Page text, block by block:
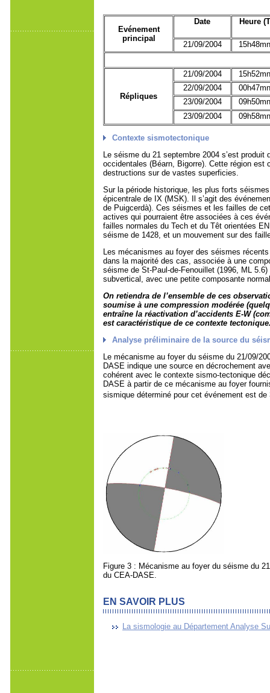
Evénement
principal
Date Heure
21/09/2004
Répliques
21/09/2004
22/09/2004
23/09/2004
23/09/2004
Contexte sismotectonique
Le séisme du 21 septembre 2004 s’est
occidentales (Béarn, Bigorre). Cette région est
destructions sur de vastes superficies.
Sur la période historique, les plus forts
épicentrale de IX (MSK). Il s’agit des
de Puigcerdà). Ces séismes et les failles de
actives qui pourraient être associées à ces
failles normales du Tech et du Têt orientées
séisme de 1428, et un mouvement sur des
Les mécanismes au foyer des séismes
dans la majorité des cas, associée à une
séisme de St-Paul-de-Fenouillet (1996, ML
subvertical, avec une petite composante
On retiendra de l’ensemble de ces
soumise à une compression modérée
entraîne la réactivation d’accidents E-W
est caractéristique de ce contexte
Analyse préliminaire de la source du
Le mécanisme au foyer du séisme du 21/09/
DASE indique une source en décrochement
cohérent avec le contexte sismo-tectonique
DASE à partir de ce mécanisme au foyer
sismique déterminé pour cet événement est de
Figure 3 : Mécanisme au foyer du séisme du
du CEA-DASE.
EN SAVOIR PLUS
La sismologie au Département Analyse